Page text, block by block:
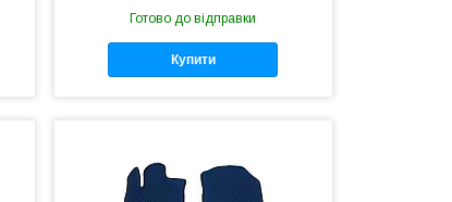
Готово до відправки
Купити